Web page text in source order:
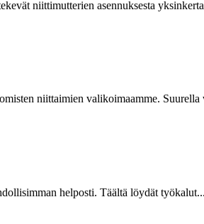
niittimutterien asennuksesta
niittaimien valikoimaamme.
helposti. Täältä löydät työkalut...